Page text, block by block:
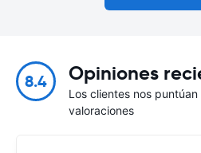
8.4 Opiniones
Los clientes nos
valoraciones